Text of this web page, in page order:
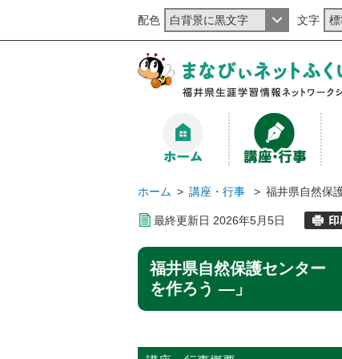
配色 文字
ホーム > 講座・行事 > 福井県自然保
最終更新日 2026年5月5日
福井県自然保護センター
を作ろう ―」